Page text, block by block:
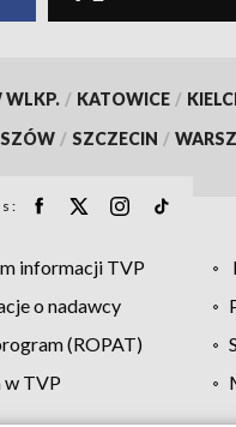
WLKP. / KATOWICE /
/ SZCZECIN /
informacji TVP
o nadawcy
(ROPAT)
w TVP